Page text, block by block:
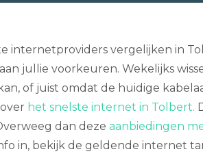
internetproviders vergelijken in
jullie voorkeuren. Wekelijks
of juist omdat de huidige
het snelste internet in Tolbert.
dan deze aanbiedingen
in, bekijk de geldende internet